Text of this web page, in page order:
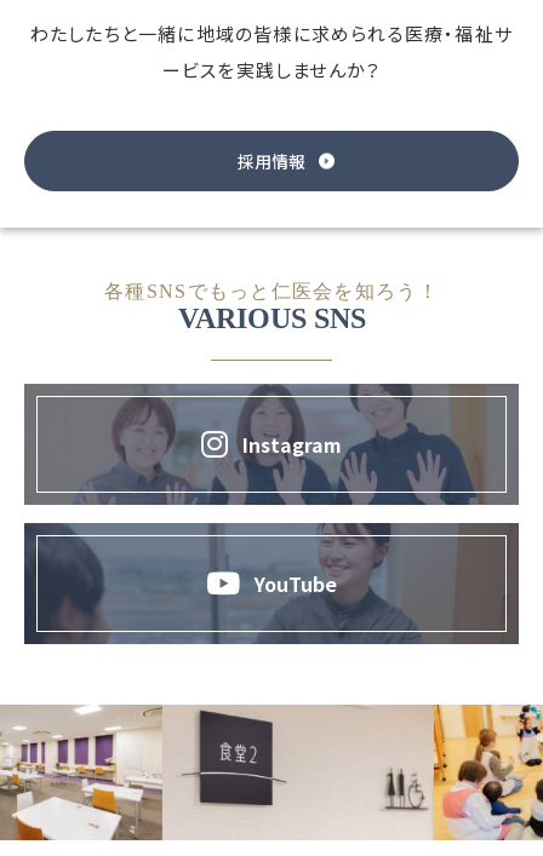
わたしたちと一緒に地域の皆様に求められる医療・福祉サ
ービスを実践しませんか？
採用情報
各種SNSでもっと仁医会を知ろう！
VARIOUS SNS
Instagram
YouTube